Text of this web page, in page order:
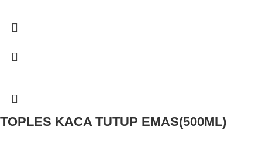
TOPLES KACA TUTUP EMAS(500ML)